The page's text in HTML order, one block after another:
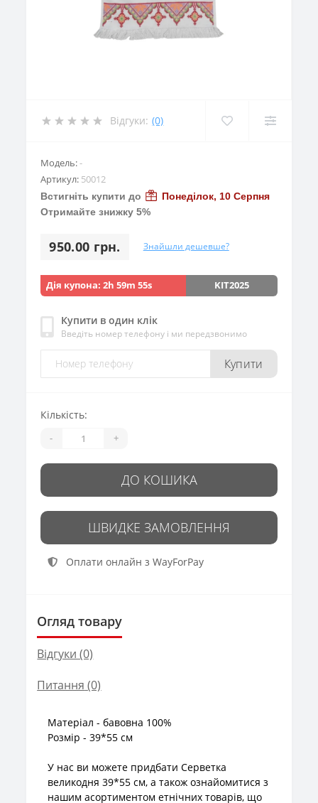
Відгуки: (0)
Модель:-
Артикул: 50012
Встигніть купити до
Понеділок, 10 Серпня
Отримайте знижку 5%
950.00 грн. Знайшли дешевше?
Дія купона:2h 59m 53s KIT2025
Купити в один клік
Введіть номер телефону і ми передзвонимо
Купити
Кількість:
- +
ДО КОШИКА
ШВИДКЕ ЗАМОВЛЕННЯ
Оплати онлайн з WayForPay
Огляд товару
Відгуки (0)
Питання (0)
Матеріал - бавовна 100%
Розмір - 39*55 см
У нас ви можете придбати Серветка
великодня 39*55 см, а також ознайомитися з
нашим асортиментом етнічних товарів, що